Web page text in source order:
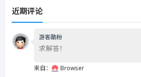
近期评论
游客酷粉
求解答！
来自： Browser